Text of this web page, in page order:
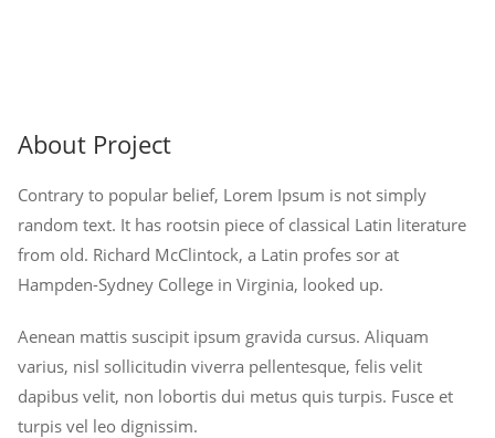
About Project
Contrary to popular belief, Lorem Ipsum is not simply
random text. It has rootsin piece of classical Latin literature
from old. Richard McClintock, a Latin profes sor at
Hampden-Sydney College in Virginia, looked up.
Aenean mattis suscipit ipsum gravida cursus. Aliquam
varius, nisl sollicitudin viverra pellentesque, felis velit
dapibus velit, non lobortis dui metus quis turpis. Fusce et
turpis vel leo dignissim.